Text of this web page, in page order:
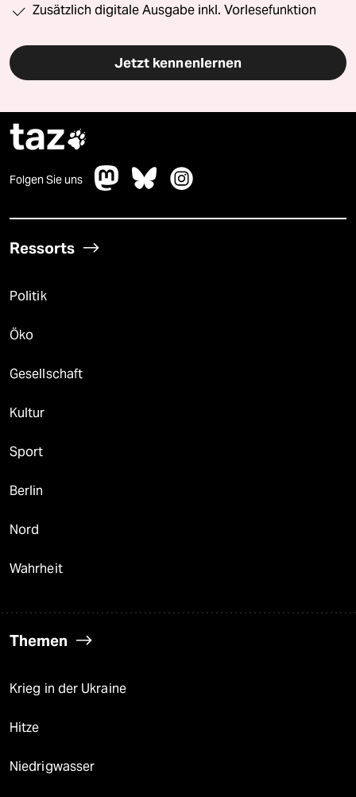
Zusätzlich digitale Ausgabe inkl. Vorlesefunktion
Jetzt kennenlernen
taz
Folgen Sie uns
Ressorts
Politik
Öko
Gesellschaft
Kultur
Sport
Berlin
Nord
Wahrheit
Themen
Krieg in der Ukraine
Hitze
Niedrigwasser